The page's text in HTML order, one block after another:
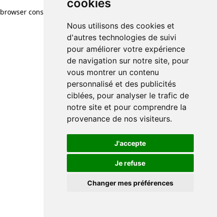
cookies
Nous utilisons des cookies et
d'autres technologies de suivi
pour améliorer votre expérience
de navigation sur notre site, pour
vous montrer un contenu
personnalisé et des publicités
ciblées, pour analyser le trafic de
notre site et pour comprendre la
provenance de nos visiteurs.
J'accepte
Je refuse
Changer mes préférences
browser console for more information)